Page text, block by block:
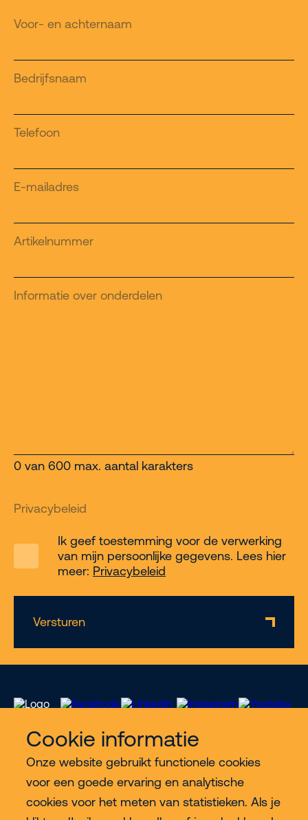
Cookie informatie
Onze website gebruikt functionele cookies
voor een goede ervaring en analytische
cookies voor het meten van statistieken. Als je
Voor- en achternaam
Bedrijfsnaam
Telefoon
E-mailadres
Artikelnummer
Informatie over onderdelen
0 van 600 max. aantal karakters
Privacybeleid
Ik geef toestemming voor de verwerking
van mijn persoonlijke gegevens. Lees hier
meer: Privacybeleid
Versturen
Industries